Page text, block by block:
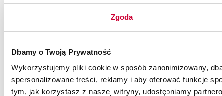
Zgoda
Dbamy o Twoją Prywatność
Wykorzystujemy pliki cookie w sposób zanonimizowany,
spersonalizowane treści, reklamy i aby oferować funkcje
tym, jak korzystasz z naszej witryny, udostępniamy